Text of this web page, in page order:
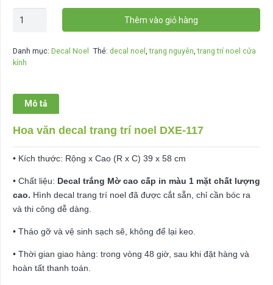
Decal
noel
số
lượng
Thêm vào giỏ hàng
Danh mục: Decal Noel Thẻ:decal noel ,trạng nguyên ,trang trí noel cửa
kính
Mô tả
Hoa văn decal trang trí noel DXE-117
• Kích thước: Rộng x Cao (R x C) 39 x 58 cm
• Chất liệu: Decal trắng Mờ cao cấp in màu 1 mặt chất lượng
cao. Hình decal trang trí noel đã được cắt sẵn, chỉ cần bóc ra
và thi công dễ dàng.
• Tháo gỡ và vệ sinh sạch sẽ, không để lại keo.
• Thời gian giao hàng: trong vòng 48 giờ, sau khi đặt hàng và
hoàn tất thanh toán.